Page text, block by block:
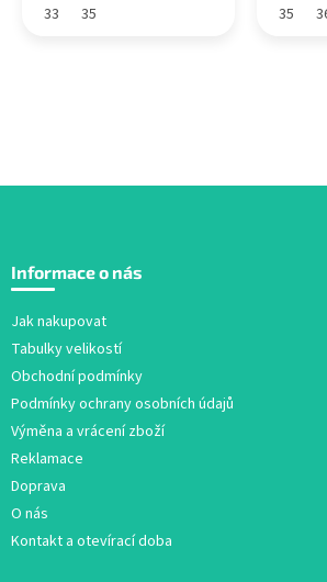
33 35 35
p
Informace o nás
Jak nakupovat
Tabulky velikostí
Obchodní podmínky
Podmínky ochrany osobních údajů
Výměna a vrácení zboží
Reklamace
Doprava
O nás
Kontakt a otevírací doba